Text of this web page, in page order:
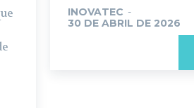
INOVATEC -
30 DE ABRIL DE 2026